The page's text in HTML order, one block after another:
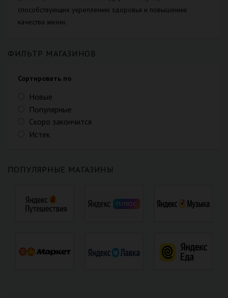
способствующих укреплению здоровья и повышению
качества жизни.
ФИЛЬТР МАГАЗИНОВ
Сортировать по
Новые
Популярные
Скоро закончится
Истек
ПОПУЛЯРНЫЕ МАГАЗИНЫ